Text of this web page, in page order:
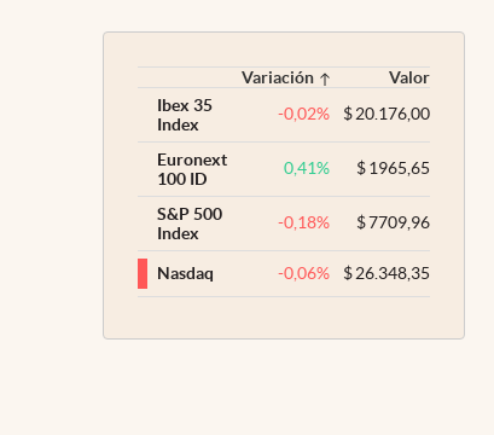
Variación
Valor
Ibex 35
Index
-0,02% $20.176,00
Euronext
100 ID
0,41% $1965,65
S&P 500
Index
-0,18% $7709,96
Nasdaq -0,06% $26.348,35